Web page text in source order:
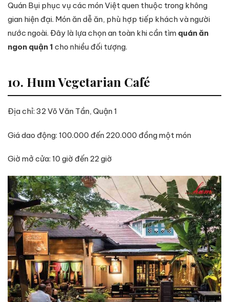
Quán Bụi phục vụ các món Việt quen thuộc trong không
gian hiện đại. Món ăn dễ ăn, phù hợp tiếp khách và người
nước ngoài. Đây là lựa chọn an toàn khi cần tìm quán ăn
ngon quận 1 cho nhiều đối tượng.
10. Hum Vegetarian Café
Địa chỉ: 32 Võ Văn Tần, Quận 1
Giá dao động: 100.000 đến 220.000 đồng một món
Giờ mở cửa: 10 giờ đến 22 giờ